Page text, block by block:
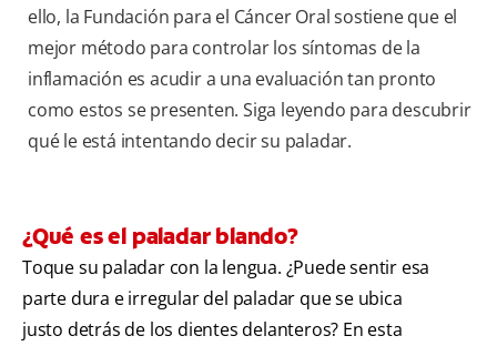
ello, la Fundación para el Cáncer Oral sostiene que el
mejor método para controlar los síntomas de la
inflamación es acudir a una evaluación tan pronto
como estos se presenten. Siga leyendo para descubrir
qué le está intentando decir su paladar.
¿Qué es el paladar blando?
Toque su paladar con la lengua. ¿Puede sentir esa
parte dura e irregular del paladar que se ubica
justo detrás de los dientes delanteros? En esta